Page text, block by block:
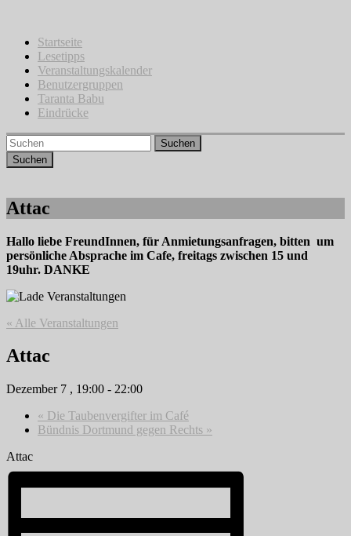
springenStartseite
Lesetipps
Veranstaltungskalender
Benutzergruppen
Taranta Babu
Eindrücke
Suchen
Attac
Hallo liebe FreundInnen, für Anmietungsanfragen, bitten um
persönliche Absprache im Cafe, freitags zwischen 15 und
19uhr. DANKE
« Alle Veranstaltungen
Attac
Dezember 7 , 19:00 - 22:00
« Die Taubenvergifter im Café
Bündnis Dortmund gegen Rechts »
Attac